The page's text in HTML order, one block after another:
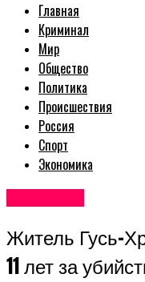
Главная
Криминал
Мир
Общество
Политика
Происшествия
Россия
Спорт
Экономика
Житель Гусь-
11 лет за